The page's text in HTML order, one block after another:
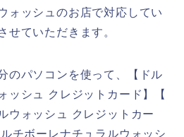
ォッシュのお店で対応してい
せていただきます。
のパソコンを使って、【ドル
ッシュ クレジットカード】【
ウォッシュ クレジットカー
チボーレナチュラルウォッシ